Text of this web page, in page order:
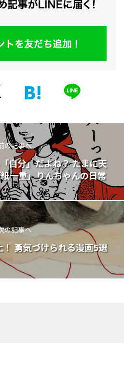
の記事へ
自分」だよね？ たまに天
一重」りんちゃんの日常
の記事へ
勇気づけられる漫画5選